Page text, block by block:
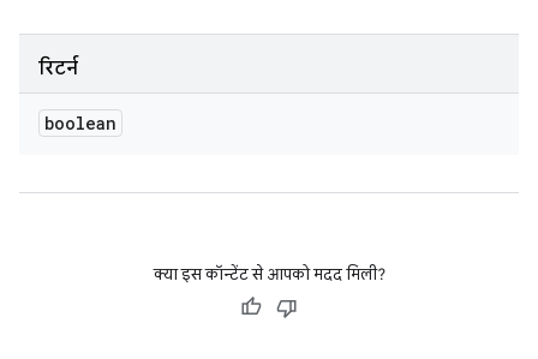
रिटर्न
boolean
क्या इस कॉन्टेंट से आपको मदद मिली?